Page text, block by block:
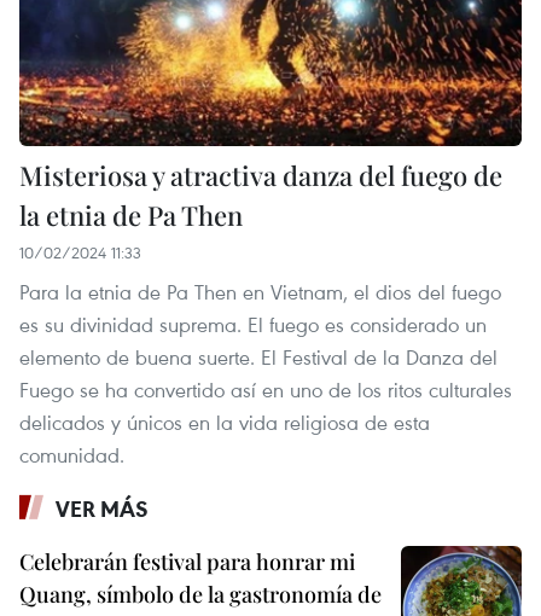
Misteriosa y atractiva danza del fuego de
la etnia de Pa Then
10/02/2024 11:33
Para la etnia de Pa Then en Vietnam, el dios del fuego
es su divinidad suprema. El fuego es considerado un
elemento de buena suerte. El Festival de la Danza del
Fuego se ha convertido así en uno de los ritos culturales
delicados y únicos en la vida religiosa de esta
comunidad.
VER MÁS
Celebrarán festival para honrar mi
Quang, símbolo de la gastronomía de